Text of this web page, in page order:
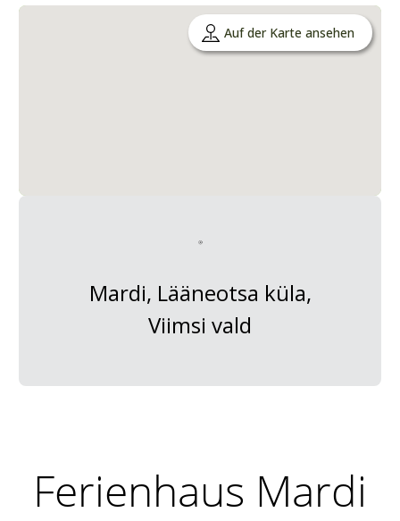
Auf der Karte ansehen
Mardi, Lääneotsa küla,
Viimsi vald
Ferienhaus Mardi